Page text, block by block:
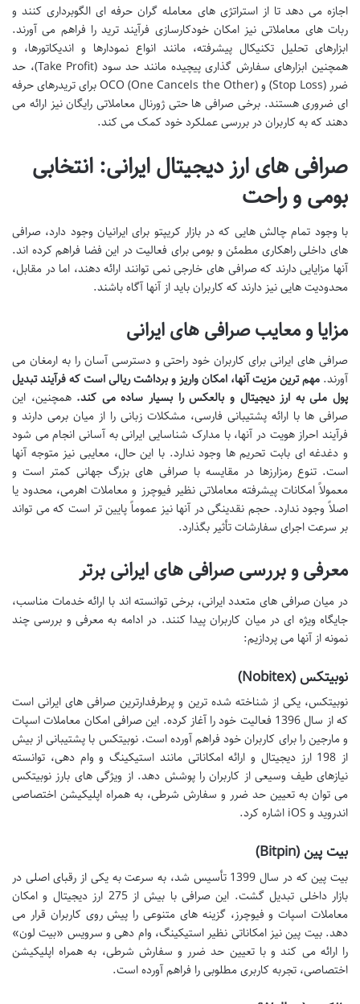
اجازه می دهد تا از استراتژی های معامله گران حرفه ای الگوبرداری کنند و
ربات های معاملاتی نیز امکان خودکارسازی فرآیند ترید را فراهم می آورند.
ابزارهای تحلیل تکنیکال پیشرفته، مانند انواع نمودارها و اندیکاتورها، و
همچنین ابزارهای سفارش گذاری پیچیده مانند حد سود (Take Profit)، حد
ضرر (Stop Loss) و OCO (One Cancels the Other) برای تریدرهای حرفه
ای ضروری هستند. برخی صرافی ها حتی ژورنال معاملاتی رایگان نیز ارائه می
دهند که به کاربران در بررسی عملکرد خود کمک می کند.
صرافی های ارز دیجیتال ایرانی: انتخابی
بومی و راحت
با وجود تمام چالش هایی که در بازار کریپتو برای ایرانیان وجود دارد، صرافی
های داخلی راهکاری مطمئن و بومی برای فعالیت در این فضا فراهم کرده اند.
آنها مزایایی دارند که صرافی های خارجی نمی توانند ارائه دهند، اما در مقابل،
محدودیت هایی نیز دارند که کاربران باید از آنها آگاه باشند.
مزایا و معایب صرافی های ایرانی
صرافی های ایرانی برای کاربران خود راحتی و دسترسی آسان را به ارمغان می
آورند. مهم ترین مزیت آنها، امکان واریز و برداشت ریالی است که فرآیند تبدیل
پول ملی به ارز دیجیتال و بالعکس را بسیار ساده می کند. همچنین، این
صرافی ها با ارائه پشتیبانی فارسی، مشکلات زبانی را از میان برمی دارند و
فرآیند احراز هویت در آنها، با مدارک شناسایی ایرانی به آسانی انجام می شود
و دغدغه ای بابت تحریم ها وجود ندارد. با این حال، معایبی نیز متوجه آنها
است. تنوع رمزارزها در مقایسه با صرافی های بزرگ جهانی کمتر است و
معمولاً امکانات پیشرفته معاملاتی نظیر فیوچرز و معاملات اهرمی، محدود یا
اصلاً وجود ندارد. حجم نقدینگی در آنها نیز عموماً پایین تر است که می تواند
بر سرعت اجرای سفارشات تأثیر بگذارد.
معرفی و بررسی صرافی های ایرانی برتر
در میان صرافی های متعدد ایرانی، برخی توانسته اند با ارائه خدمات مناسب،
جایگاه ویژه ای در میان کاربران پیدا کنند. در ادامه به معرفی و بررسی چند
نمونه از آنها می پردازیم:
نوبیتکس (Nobitex)
نوبیتکس، یکی از شناخته شده ترین و پرطرفدارترین صرافی های ایرانی است
که از سال 1396 فعالیت خود را آغاز کرده. این صرافی امکان معاملات اسپات
و مارجین را برای کاربران خود فراهم آورده است. نوبیتکس با پشتیبانی از بیش
از 198 ارز دیجیتال و ارائه امکاناتی مانند استیکینگ و وام دهی، توانسته
نیازهای طیف وسیعی از کاربران را پوشش دهد. از ویژگی های بارز نوبیتکس
می توان به تعیین حد ضرر و سفارش شرطی، به همراه اپلیکیشن اختصاصی
اندروید و iOS اشاره کرد.
بیت پین (Bitpin)
بیت پین که در سال 1399 تأسیس شد، به سرعت به یکی از رقبای اصلی در
بازار داخلی تبدیل گشت. این صرافی با بیش از 275 ارز دیجیتال و امکان
معاملات اسپات و فیوچرز، گزینه های متنوعی را پیش روی کاربران قرار می
دهد. بیت پین نیز امکاناتی نظیر استیکینگ، وام دهی و سرویس «بیت لون»
را ارائه می کند و با تعیین حد ضرر و سفارش شرطی، به همراه اپلیکیشن
اختصاصی، تجربه کاربری مطلوبی را فراهم آورده است.